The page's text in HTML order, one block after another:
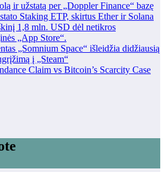
ir užstatą per „Doppler Finance“ bazę
Staking ETP, skirtus Ether ir Solana
1,8 mln. USD dėl netikros
„App Store“.
„Somnium Space“ išleidžia didžiausią
į „Steam“
Claim vs Bitcoin’s Scarcity Case